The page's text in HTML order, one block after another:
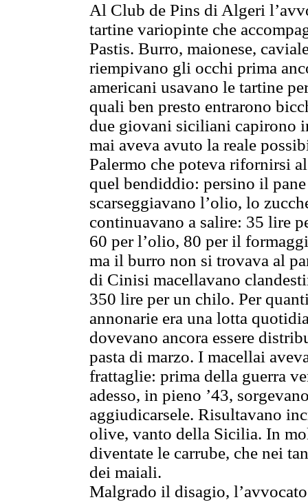
Al Club de Pins di Algeri
tartine variopinte che
Pastis. Burro, maionese,
riempivano gli occhi prima
americani usavano le tartine
quali ben presto entrarono
due giovani siciliani capirono
mai aveva avuto la reale
Palermo che poteva rifornirsi
quel bendiddio: persino il
scarseggiavano l’olio, lo
continuavano a salire: 35 lire
60 per l’olio, 80 per il
ma il burro non si trovava al
di Cinisi macellavano
350 lire per un chilo. Per
annonarie era una lotta
dovevano ancora essere
pasta di marzo. I macellai
frattaglie: prima della guerra
adesso, in pieno ’43,
aggiudicarsele. Risultavano
olive, vanto della Sicilia. In
diventate le carrube, che nei
dei maiali.
Malgrado il disagio,